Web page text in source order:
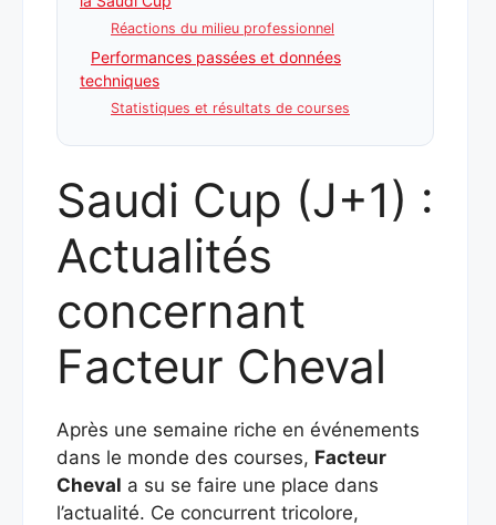
Réactions du milieu professionnel
Performances passées et données
techniques
Statistiques et résultats de courses
Saudi Cup (J+1) :
Actualités
concernant
Facteur Cheval
Après une semaine riche en événements
dans le monde des courses, Facteur
Cheval a su se faire une place dans
l’actualité. Ce concurrent tricolore,